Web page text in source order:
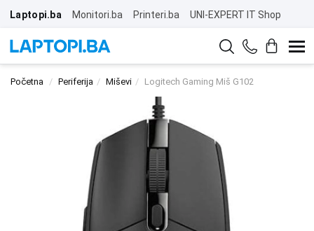
Laptopi.ba Monitori.ba Printeri.ba UNI-EXPERT IT Shop
Početna Periferija Miševi Logitech Gaming Miš G102